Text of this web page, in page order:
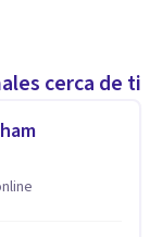
cerca de ti